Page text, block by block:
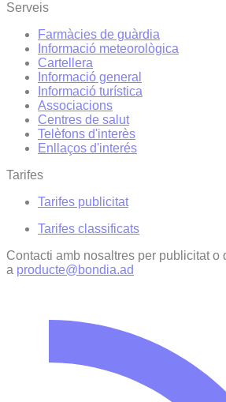
Serveis
Farmàcies de guàrdia
Informació meteorològica
Cartellera
Informació general
Informació turística
Associacions
Centres de salut
Telèfons d'interès
Enllaços d'interés
Tarifes
Tarifes publicitat
Tarifes classificats
Contacti amb nosaltres per publicitat o
a producte@bondia.ad